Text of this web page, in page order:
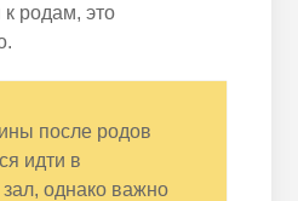
к родам, это
после родов
идти в
однако важно